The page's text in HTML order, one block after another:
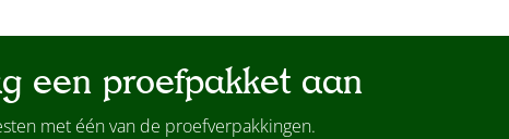
een proefpakket aan
met één van de proefverpakkingen.